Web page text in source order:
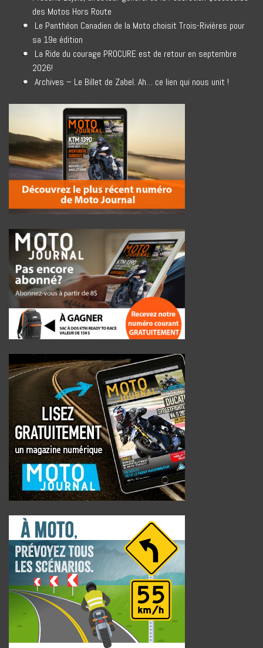
des Motos Hors Route
Le Panthéon Canadien de la Moto choisit Trois-Rivières pour
sa 19e édition
La Ride du courage PROCURE est de retour en septembre
2026!
Archives – Le Billet de Zabel. Ah… ce lien qui nous unit !